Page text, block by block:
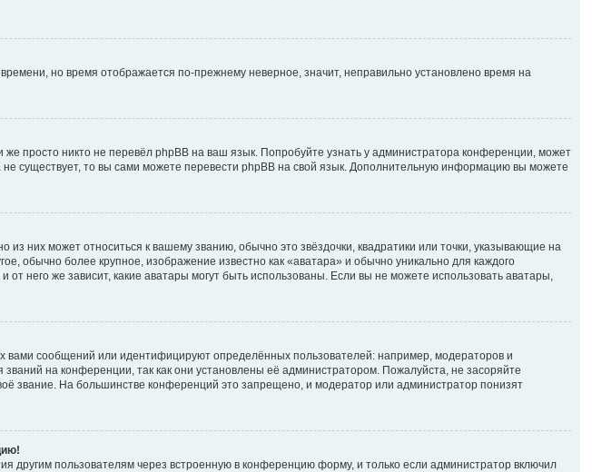
но время отображается по-прежнему неверное, значит, неправильно установлено время на
просто никто не перевёл phpBB на ваш язык. Попробуйте узнать у администратора конференции, может
не существует, то вы сами можете перевести phpBB на свой язык. Дополнительную информацию вы можете
из них может относиться к вашему званию, обычно это звёздочки, квадратики или точки, указывающие на
обычно более крупное, изображение известно как «аватара» и обычно уникально для каждого
него же зависит, какие аватары могут быть использованы. Если вы не можете использовать аватары,
сообщений или идентифицируют определённых пользователей: например, модераторов и
на конференции, так как они установлены её администратором. Пожалуйста, не засоряйте
звание. На большинстве конференций это запрещено, и модератор или администратор понизят
другим пользователям через встроенную в конференцию форму, и только если администратор включил